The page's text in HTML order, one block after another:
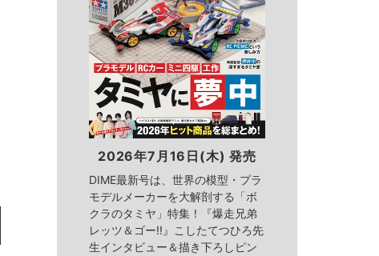
2026年7月16日(木) 発売
DIME最新号は、世界の模型・プラ
モデルメーカーを大解剖する「ボ
クラのタミヤ」特集！『爆走兄弟
レッツ＆ゴー!!』こしたてつひろ先
生インタビュー＆描き下ろしピン